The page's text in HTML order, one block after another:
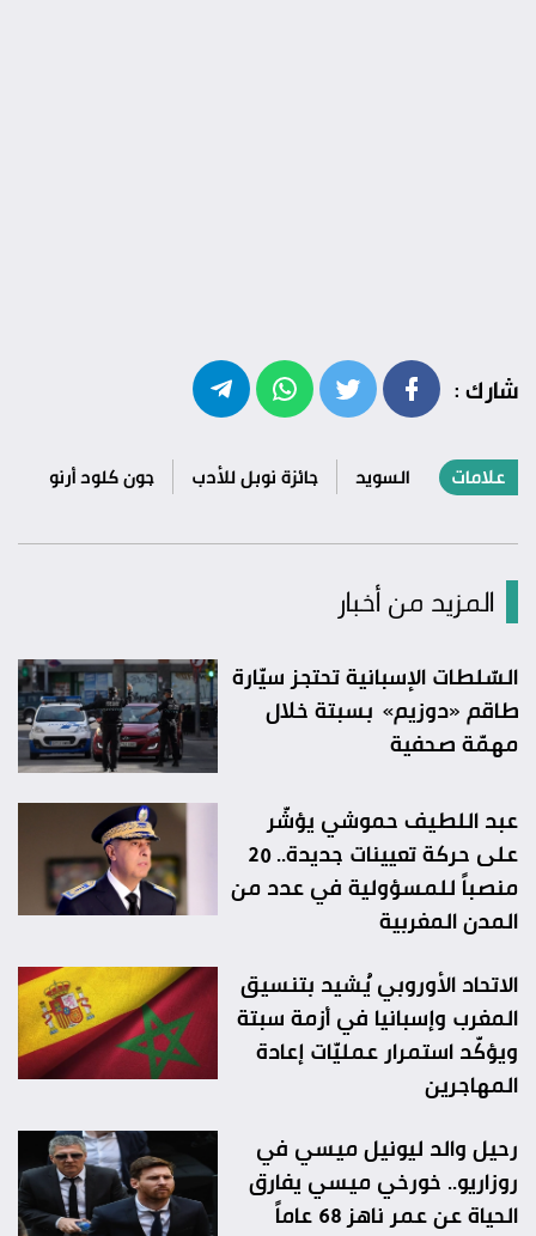
شارك :
علامات السويد جائزة نوبل للأدب جون كلود أرنو
المزيد من أخبار
السّلطات الإسبانية تحتجز سيّارة
طاقم «دوزيم» بسبتة خلال
مهمّة صحفية
عبد اللطيف حموشي يؤشّر
على حركة تعيينات جديدة.. 20
منصباً للمسؤولية في عدد من
المدن المغربية
الاتحاد الأوروبي يُشيد بتنسيق
المغرب وإسبانيا في أزمة سبتة
ويؤكّد استمرار عمليّات إعادة
المهاجرين
رحيل والد ليونيل ميسي في
روزاريو.. خورخي ميسي يفارق
الحياة عن عمر ناهز 68 عاماً